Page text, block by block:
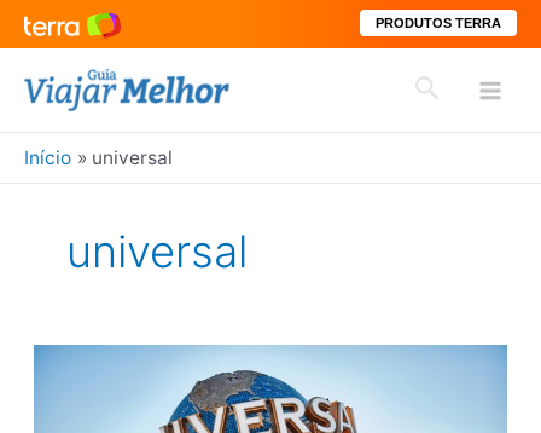
PRODUTOS TERRA
para
conteúdo
Pesquisar
Início universal
universal